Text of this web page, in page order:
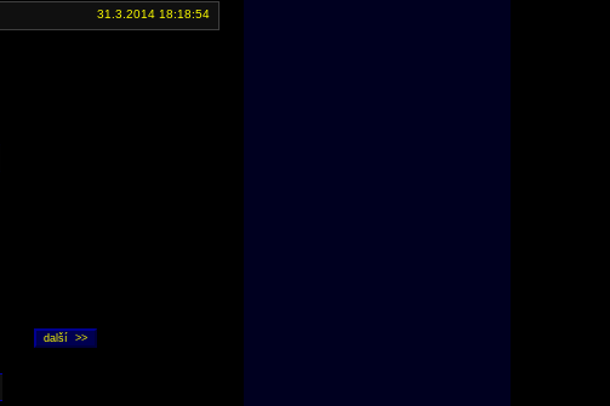
31.3.2014 18:18:54